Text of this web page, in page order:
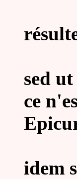
- ex
sed
ce
idem